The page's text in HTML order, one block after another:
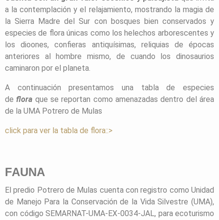
a la contemplación y el relajamiento, mostrando la magia de
la Sierra Madre del Sur con bosques bien conservados y
especies de flora únicas como los helechos arborescentes y
los dioones, confieras antiquísimas, reliquias de épocas
anteriores al hombre mismo, de cuando los dinosaurios
caminaron por el planeta.
A continuación presentamos una tabla de especies
deflora que se reportan como amenazadas dentro del área
de la UMA Potrero de Mulas
click para ver la tabla de flora::>
FAUNA
El predio Potrero de Mulas cuenta con registro como Unidad
de Manejo Para la Conservación de la Vida Silvestre (UMA),
con código SEMARNAT-UMA-EX-0034-JAL, para ecoturismo